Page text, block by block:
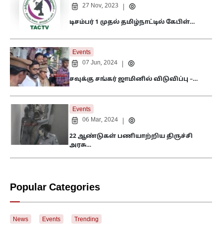
27 Nov, 2023
டிசம்பர் 1 முதல் தமிழ்நாட்டில் கேபிள்…
Events
07 Jun, 2024
சவுக்கு சங்கர் ஜாமினில் விடுவிப்பு –…
Events
06 Mar, 2024
22 ஆண்டுகள் பணியாற்றிய திருச்சி
அரசு…
Popular Categories
News Events Trending